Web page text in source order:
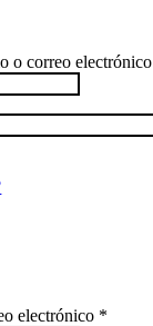
o correo electrónico
electrónico *